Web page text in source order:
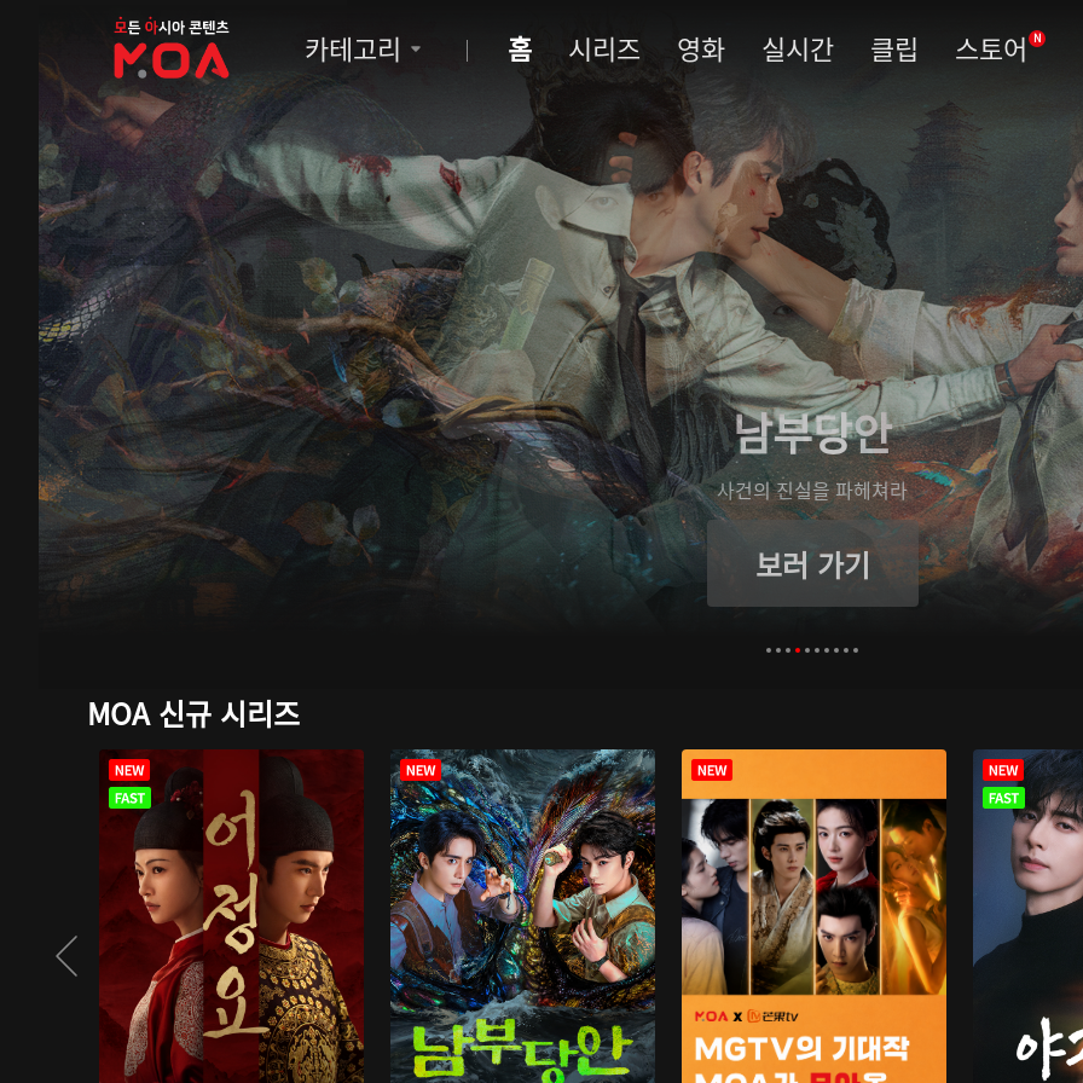
MOA
카테고리 홈 시리즈 영화 실시간 클립 스토어 N
남부당안
사건의 진실을 파헤쳐라
보러 가기
MOA 신규 시리즈